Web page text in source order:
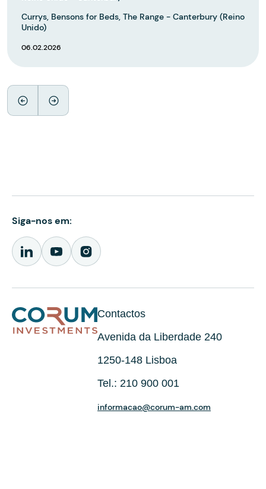
Currys, Bensons for Beds, The Range - Canterbury (Reino
Unido)
06.02.2026
Siga-nos em:
Contactos
Avenida da Liberdade 240
1250-148 Lisboa
Tel.: 210 900 001
informacao@corum-am.com